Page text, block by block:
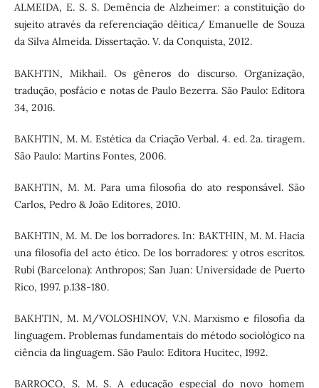
ALMEIDA, E. S. S. Demência de Alzheimer: a constituição do
sujeito através da referenciação dêitica/ Emanuelle de Souza
da Silva Almeida. Dissertação. V. da Conquista, 2012.
BAKHTIN, Mikhail. Os gêneros do discurso. Organização,
tradução, posfácio e notas de Paulo Bezerra. São Paulo: Editora
34, 2016.
BAKHTIN, M. M. Estética da Criação Verbal. 4. ed. 2a. tiragem.
São Paulo: Martins Fontes, 2006.
BAKHTIN, M. M. Para uma filosofia do ato responsável. São
Carlos, Pedro & João Editores, 2010.
BAKHTIN, M. M. De los borradores. In: BAKTHIN, M. M. Hacia
una filosofía del acto ético. De los borradores: y otros escritos.
Rubí (Barcelona): Anthropos; San Juan: Universidade de Puerto
Rico, 1997. p.138-180.
BAKHTIN, M. M/VOLOSHINOV, V.N. Marxismo e filosofia da
linguagem. Problemas fundamentais do método sociológico na
ciência da linguagem. São Paulo: Editora Hucitec, 1992.
BARROCO, S. M. S. A educação especial do novo homem